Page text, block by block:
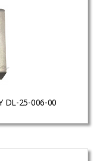
DL-25-006-00